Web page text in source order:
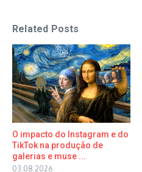
Related Posts
O impacto do Instagram e do
TikTok na produção de
galerias e muse ...
03.08.2026